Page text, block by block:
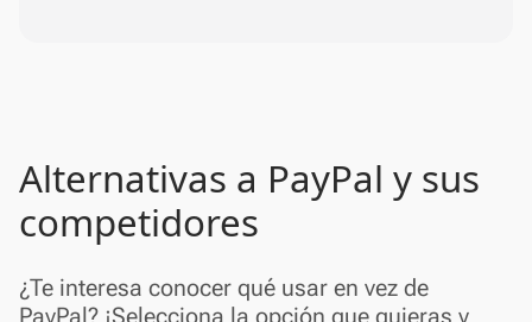
Alternativas a PayPal y sus
competidores
¿Te interesa conocer qué usar en vez de
PayPal? ¡Selecciona la opción que quieras y